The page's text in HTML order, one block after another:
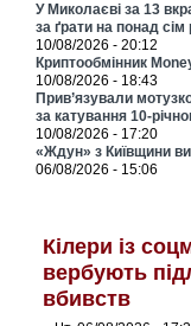
У Миколаєві за 13
за ґрати на понад сім
10/08/2026 - 20:12
Криптообмінник
10/08/2026 - 18:43
Прив’язували
за катування 10-
10/08/2026 - 17:20
«Ждун» з Київщини
06/08/2026 - 15:06
Кілери із
вербують
вбивств